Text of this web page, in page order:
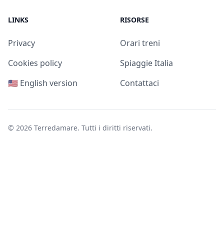
LINKS
Privacy
Cookies policy
🇺🇸 English version
RISORSE
Orari treni
Spiaggie Italia
Contattaci
© 2026 Terredamare. Tutti i diritti riservati.